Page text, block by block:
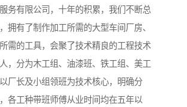
务有限公司，十年的积累，我们不断总
拥有了制作加工所需的大型车间厂房、
需的工具，会聚了技术精良的工程技术
，分为木工组、油漆班、铁工组、美工
厂长及小组领班为技术核心，明确分
各工种带班师傅从业时间均在五年以